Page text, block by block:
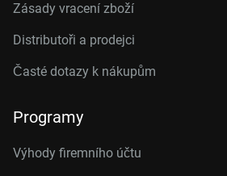
Zásady vracení zboží
Distributoři a prodejci
Časté dotazy k nákupům
Programy
Výhody firemního účtu